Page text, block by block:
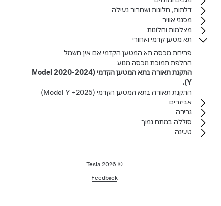
דלתות, חלונות ושחרור נעילה
מסנני אוויר
מצלמות וחלונות
תא מטען קדמי ואחורי
פתיחת מכסה תא המטען הקדמי אם אין חשמל
החלפת תמוכת מכסה מנוע
התקנת תאורה בתא המטען הקדמי (2020-2024 Model
התקנת תאורה בתא המטען הקדמי (2025+ Model Y)
אביזרים
גרירה
סוללה במתח נמוך
טעינה
2026
Feedback